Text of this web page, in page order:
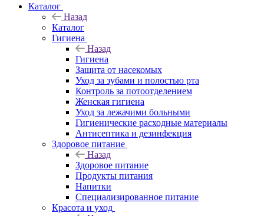
Каталог
Назад
Каталог
Гигиена
Назад
Гигиена
Защита от насекомых
Уход за зубами и полостью рта
Контроль за потоотделением
Женская гигиена
Уход за лежачими больными
Гигиенические расходные материалы
Антисептика и дезинфекция
Здоровое питание
Назад
Здоровое питание
Продукты питания
Напитки
Специализированное питание
Красота и уход